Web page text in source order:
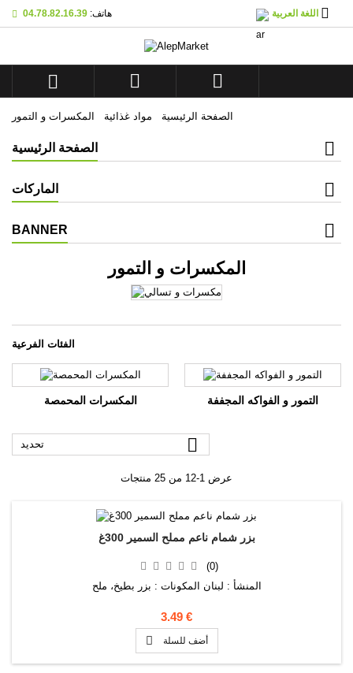
هاتف: 04.78.82.16.39 اللغة العربية 
  
الصفحة الرئيسية مواد غذائية المكسرات و التمور
الصفحة الرئيسية
الماركات
BANNER
المكسرات و التمور
الفئات الفرعية
المكسرات المحمصة التمور و الفواكه المجففة
تحديد 
عرض 1-12 من 25 منتجات
بزر شمام ناعم مملح السمير 300غ
(0)
المنشأ : لبنان المكونات : بزر بطيخ، ملح
3.49 €
 أضف للسلة
Mes listes d'envies ×
add_circle_outline
((modalTitle)) ×
((cancelText)) ((modalDeleteText))
((title)) ×
((label))
تسجيل الدخول ×
wishlist.